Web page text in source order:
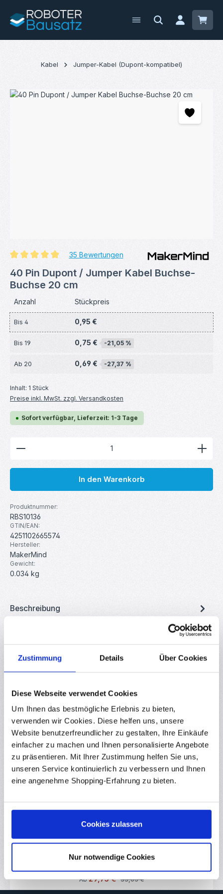
Zustimmung Details Über Cookies
Diese Webseite verwendet Cookies
Um Ihnen das bestmögliche Erlebnis zu bieten,
verwenden wir Cookies. Diese helfen uns, unsere
Website benutzerfreundlicher zu gestalten, Ihre Einkäufe
einfacher zu machen und Ihnen personalisierte Angebote
zu präsentieren. Mit Ihrer Zustimmung helfen Sie uns,
unseren Service kontinuierlich zu verbessern und Ihnen
eine angenehme Shopping-Erfahrung zu bieten.
Cookies zulassen
Nur notwendige Cookies
Zum Hauptinhalt springen
Kabel Jumper-Kabel (Dupont-kompatibel)
Bildergalerie überspringen
35 Bewertungen
40 Pin Dupont / Jumper Kabel Buchse-
Buchse 20 cm
Anzahl Stückpreis
Bis 4 0,95 €
Bis 19 0,75 € -21,05 %
Ab 20 0,69 € -27,37 %
Inhalt: 1 Stück
Preise inkl. MwSt. zzgl. Versandkosten
Sofort verfügbar, Lieferzeit: 1-3 Tage
Produkt Anzahl: Gib den gewünschten Wert ein
In den Warenkorb
Produktnummer:
RBS10136
GTIN/EAN:
4251102665574
Hersteller:
MakerMind
Gewicht:
0.034 kg
Beschreibung
40 Verbindungskabel Buchse zu Buchse Dieses Set besteht
trennbares Flachbandkabel. Perfek…Mehr
Eigenschaften
Produktgalerie überspringen
Zubehör
10%
Durchschnittliche Bewertung von 4.83 von
Starter Kit für Arduino UNO R3 RFID
Arduino UNO R3 Starter Kit mit RFID – mit deutscher Anleitung und
24 Projekten Das UNO R3 arduino-kompatible Starter Kit im
stabilen Kunststoffkasten ist die ideale Grundlage für den
Einstieg in Elektronik und Programmierung. Es enthält ein UNO R3
kompatibles Board mit CH340G-USB-Chip sowie eine große
Auswahl an Sensoren, Displays, Motoren und Modulen – inklusive
kompletter RFID-Ausstattung (RC522-Modul, Karte und
Transponder), mit der sich moderne Zugangskontrollsysteme
Sofort verfügbar
Verkaufspreis:
Ab29,75 € Regulärer Preis:
33,05 €